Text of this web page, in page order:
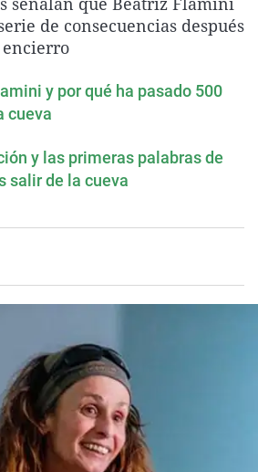
La rosa de los vientos
Caso
Extremadura
Virales
de consecuencias después
encierro
y por qué ha pasado 500
cueva
y las primeras palabras de
salir de la cueva